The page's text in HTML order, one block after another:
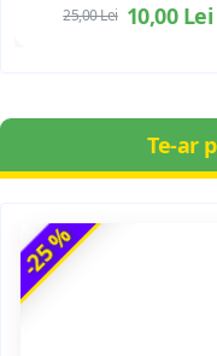
10,00 Lei
25,00 Lei
Te-ar
-25 %